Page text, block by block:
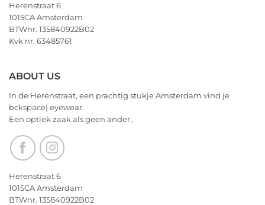
en
het
allerbeste
voor
Herenstraat 6
1015CA Amsterdam
BTWnr. 135840922B02
Kvk nr. 63485761
ABOUT US
In de Herenstraat, een prachtig stukje Amsterdam vind je
bckspace| eyewear.
Een optiek zaak als geen ander..
Herenstraat 6
1015CA Amsterdam
BTWnr. 135840922B02